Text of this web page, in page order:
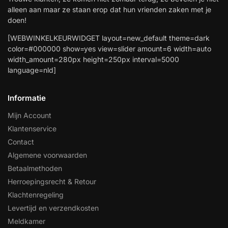
Outlet SALE
Help &
service
alleen aan maar ze staan erop dat hun vrienden zaken met je
doen!
[WEBWINKELKEURWIDGET layout=new_default theme=dark
color=#000000 show=yes view=slider amount=6 width=auto
width_amount=280px height=250px interval=5000
language=nld]
Informatie
Mijn Account
Klantenservice
Contact
Algemene voorwaarden
Betaalmethoden
Herroepingsrecht & Retour
Klachtenregeling
Levertijd en verzendkosten
Meldkamer